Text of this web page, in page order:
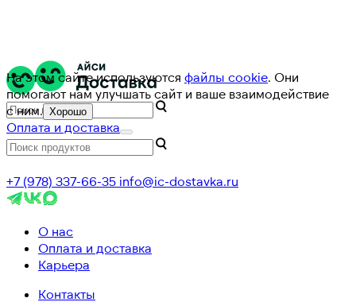
На этом сайте используются файлы cookie. Они
помогают нам улучшать сайт и ваше взаимодействие
с ним. Хорошо
Оплата и доставка
+7 (978) 337-66-35 info@ic-dostavka.ru
О нас
Оплата и доставка
Карьера
Контакты